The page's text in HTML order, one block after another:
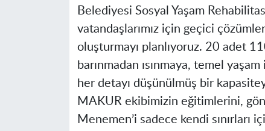
Belediyesi Sosyal Yaşam
vatandaşlarımız için geçici
oluşturmayı planlıyoruz. 20 adet
barınmadan ısınmaya, temel
her detayı düşünülmüş bir
MAKUR ekibimizin eğitimlerini,
Menemen’i sadece kendi